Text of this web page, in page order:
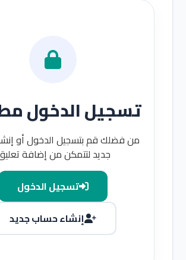
تسجيل الدخول
من فضلك قم بتسجيل الدخول أو
جديد لتتمكن من إضافة
تسجيل الدخول
إنشاء حساب جديد